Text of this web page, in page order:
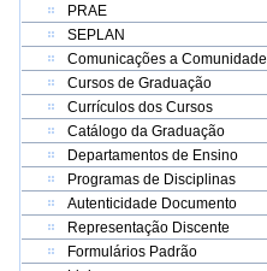
PRAE
SEPLAN
Comunicações a Comunidade
Cursos de Graduação
Currículos dos Cursos
Catálogo da Graduação
Departamentos de Ensino
Programas de Disciplinas
Autenticidade Documento
Representação Discente
Formulários Padrão